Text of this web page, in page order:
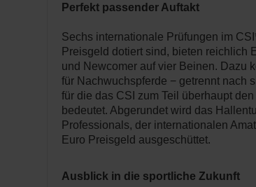
Perfekt passender Auftakt
Sechs internationale Prüfungen im
Preisgeld dotiert sind, bieten reichlich
und Newcomer auf vier Beinen. Dazu
für Nachwuchspferde − getrennt nach
für die das CSI zum Teil überhaupt
bedeutet. Abgerundet wird das
Professionals, der internationalen
Euro Preisgeld ausgeschüttet.
Ausblick in die sportliche Zukunft